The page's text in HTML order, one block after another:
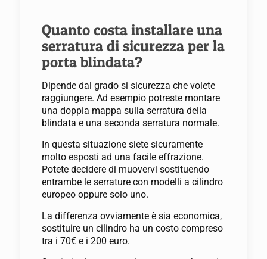
Quanto costa installare una
serratura di sicurezza per la
porta blindata?
Dipende dal grado si sicurezza che volete
raggiungere. Ad esempio potreste montare
una doppia mappa sulla serratura della
blindata e una seconda serratura normale.
In questa situazione siete sicuramente
molto esposti ad una facile effrazione.
Potete decidere di muovervi sostituendo
entrambe le serrature con modelli a cilindro
europeo oppure solo uno.
La differenza ovviamente è sia economica,
sostituire un cilindro ha un costo compreso
tra i 70€ e i 200 euro.